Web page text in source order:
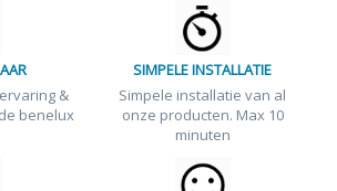
&
benelux
SIMPELE INSTALLATIE
Simpele installatie van al
onze producten. Max 10
minuten